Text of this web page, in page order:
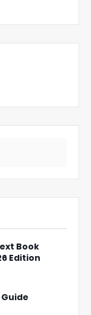
Book
Edition
Guide